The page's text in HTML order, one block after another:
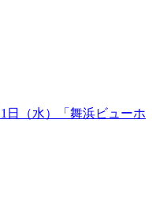
（水）「舞浜ビューホ